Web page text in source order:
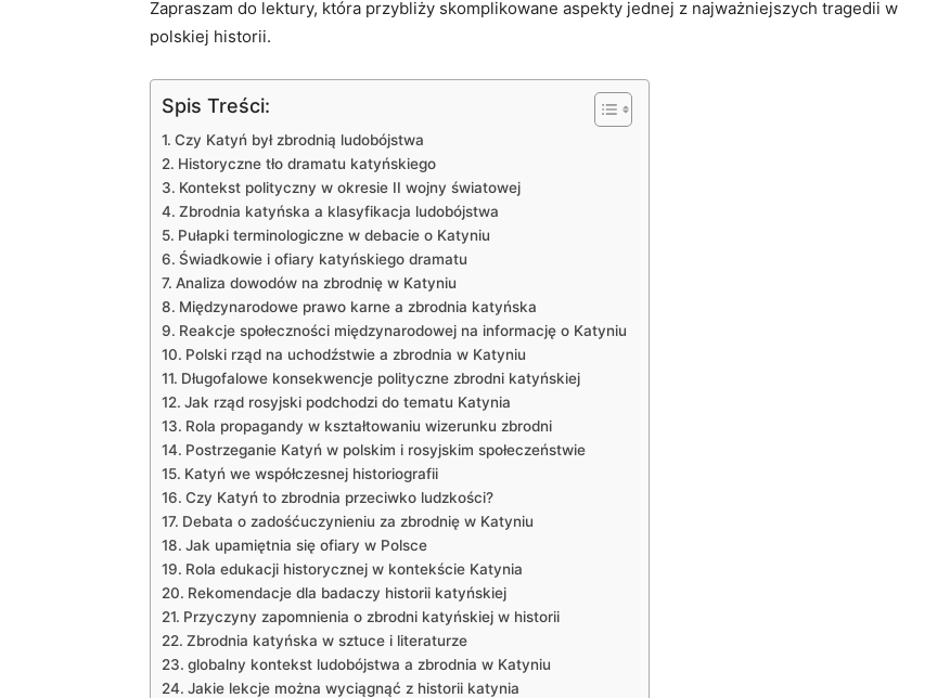
‍Zapraszam ​do lektury,⁢ która przybliży skomplikowane ⁣aspekty jednej z najważniejszych tragedii⁣ w
polskiej historii.
Spis Treści:
Czy Katyń był zbrodnią ludobójstwa
Historyczne ‌tło dramatu katyńskiego
Kontekst⁤ polityczny ⁤w okresie II wojny światowej
Zbrodnia katyńska a⁣ klasyfikacja ludobójstwa
Pułapki terminologiczne w debacie o Katyniu
Świadkowie ​i ofiary katyńskiego dramatu
Analiza‍ dowodów na zbrodnię w Katyniu
Międzynarodowe ‍prawo karne a zbrodnia katyńska
Reakcje społeczności międzynarodowej ⁣na informację o Katyniu
Polski rząd na⁣ uchodźstwie⁣ a zbrodnia w Katyniu
Długofalowe konsekwencje polityczne zbrodni katyńskiej
Jak rząd rosyjski podchodzi ⁤do tematu Katynia
Rola propagandy w kształtowaniu⁢ wizerunku zbrodni
Postrzeganie Katyń w polskim​ i ⁤rosyjskim społeczeństwie
Katyń we współczesnej historiografii
Czy Katyń to zbrodnia przeciwko ludzkości?
Debata o zadośćuczynieniu za ⁤zbrodnię‌ w ⁣Katyniu
Jak⁤ upamiętnia się ofiary w Polsce
Rola edukacji historycznej w kontekście Katynia
Rekomendacje dla‌ badaczy historii ⁢katyńskiej
Przyczyny zapomnienia‍ o​ zbrodni katyńskiej w historii
Zbrodnia katyńska w sztuce i literaturze
globalny kontekst ludobójstwa a zbrodnia ⁣w Katyniu
Jakie lekcje można wyciągnąć z historii katynia